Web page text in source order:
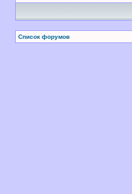
Список форумов